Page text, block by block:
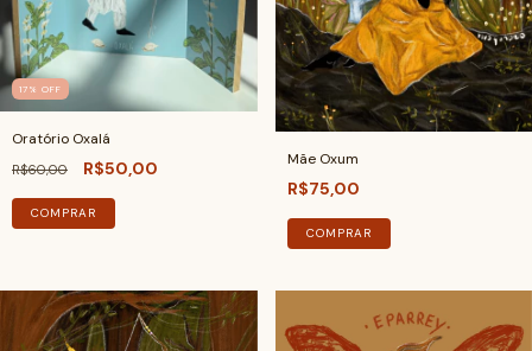
17 % OFF
Oratório Oxalá
R$60,00 R$50,00 Mãe Oxum
R$75,00
COMPRAR